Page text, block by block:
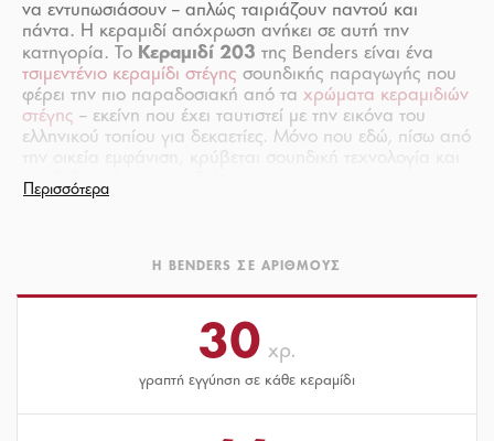
να εντυπωσιάσουν – απλώς ταιριάζουν παντού και
πάντα. Η κεραμιδί απόχρωση ανήκει σε αυτή την
κατηγορία. Το Κεραμιδί 203 της Benders είναι ένα
τσιμεντένιο κεραμίδι στέγης σουηδικής παραγωγής που
φέρει την πιο παραδοσιακή από τα χρώματα κεραμιδιών
στέγης – εκείνη που έχει ταυτιστεί με την εικόνα του
ελληνικού τοπίου για δεκαετίες. Μόνο που εδώ, πίσω από
αποδεδειγμένη μακροζωία.
ΤοΚεραμιδί 203μοιράζεται τα ίδια σταθεράτεχνικά
με το σύνολο της σειράς
Benders. Κάθε τεμάχιο έχει διαστάσεις
, ενώ απαιτούνται μόλις
τετραγωνικό μέτρο με συνολικό φορτίο36 kg/m²
Η BENDERS ΣΕ ΑΡΙΘΜΟΎΣ
30 χρ.
γραπτή εγγύηση σε κάθε κεραμίδι